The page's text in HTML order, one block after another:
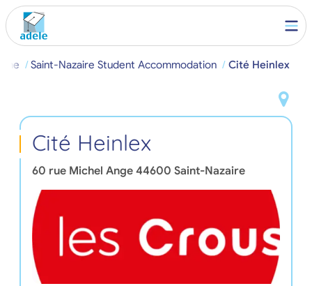
Saint-Nazaire Student Accommodation Cité Heinlex
Cité Heinlex
60 rue Michel Ange 44600 Saint-Nazaire